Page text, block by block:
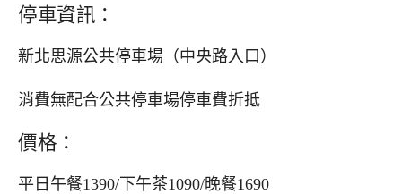
停車資訊：
新北思源公共停車場（中央路入口）
消費無配合公共停車場停車費折抵
價格：
平日午餐1390/下午茶1090/晚餐1690